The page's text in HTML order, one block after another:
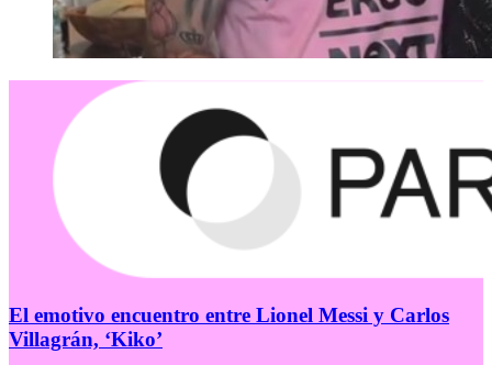
El emotivo encuentro entre Lionel Messi y Carlos
Villagrán, ‘Kiko’